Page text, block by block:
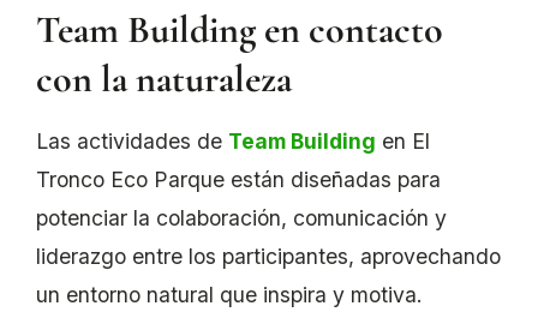
Team Building en contacto
con la naturaleza
Las actividades de Team Building en El
Tronco Eco Parque están diseñadas para
potenciar la colaboración, comunicación y
liderazgo entre los participantes, aprovechando
un entorno natural que inspira y motiva.